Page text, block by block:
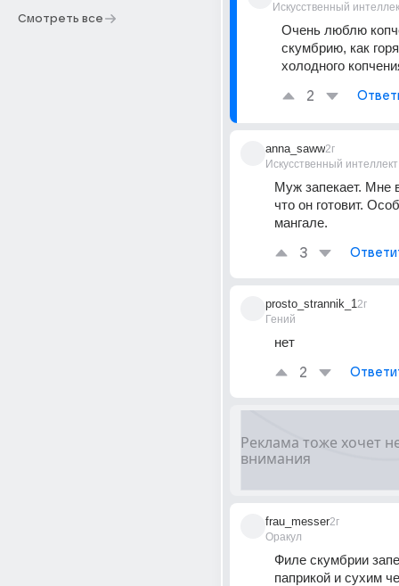
Смотреть все
Искусственный
Очень люблю
скумбрию, как
холодного
2
anna_saww
Искусственный интеллект
2г
Муж запекает. Мне
что он готовит.
мангале.
3
prosto_strannik_1
Гений
2г
нет
2
frau_messer
Оракул
2г
Филе скумбрии
паприкой и сухим